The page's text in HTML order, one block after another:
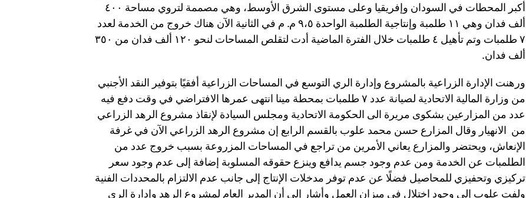
أكبر المحطات في السودان وإفريقيا وعلى مستوى الشرق الأوسط، وهي مصممة لتروي مساحة ٤٠٠
ألف فدان وهي ١١ طلمبة وإنتاجية الطلمبة الواحدة ٩،٥ م. م في الثانية الآن هناك خروج من الخدمة لعدد
٧ طلمبات وتم تأهيل ٤ طلمبات خلال الفترة الماضية أدت لتقلص المساحات لنحو ١٢٠ ألف فدان من ٣٥٠
ألف فدان.
ورهنت الإدارة الزراعية بالمشروع وإدارة الري التوسع في المساحات الزراعية أفقيًا بتوفير النقد الأجنبي
من وزارة المالية الاتحادية لصيانة عدد ٧ طلمبات بمحطة مينا انتهى عمرها الافتراضي في وقت دفع فيه
عدد من المزارعين بشكوى مريرة الى الحكومة الاتحادية ومجلس السيادة لإنقاذ مشروع الرهد الزراعي
من الانهيار وقال المزارع حسن محمد علوب بالقسم الرابع إن مشروع الرهد الزراعي الآن في غرفة
الإنعاش، ويحتضر والمزارع يعاني الأمرين من تراجع في المساحات المزروعة بسبب خروج عدد من
الطلمبات عن الخدمة ومن عدم وجود جسم يدافع وينزع حقوقه المسلوبة إضافة إلى عدم وجود سعر
تركيزي وتحفيزي للمحاصيل فضلًا عن عدم توفر مدخلات الإنتاج إلى جانب عدم الالتزام بالمحددات الفنية
ولفت علوب إلى وجود اختلال في ميزان العمل وأشار إلى أن المدير العام لمشروع الرهد وإدارة الري